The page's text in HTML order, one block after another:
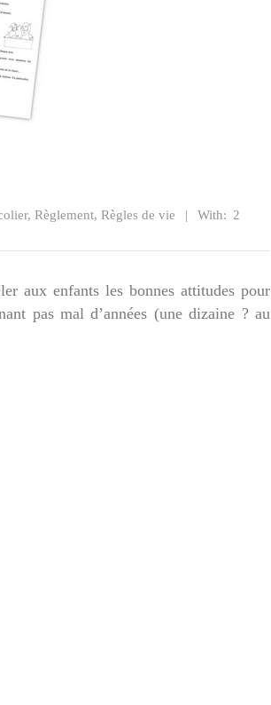
, Règlement, Règles de vie With: 2
aux enfants les bonnes attitudes pour
pas mal d’années (une dizaine ? au